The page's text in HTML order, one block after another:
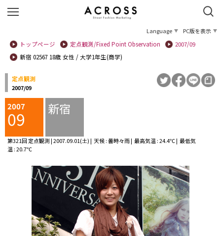
Language
PC版を表示
トップページ
定点観測/Fixed Point Observation
2007/09
新宿 02567 18歳 女性 / 大学1年生(商学)
定点観測
2007/09
2007
09 新宿
第321回 定点観測 | 2007.09.01(土) | 天候 : 曇時々雨 | 最高気温 : 24.4℃ | 最低気
温 : 20.7℃